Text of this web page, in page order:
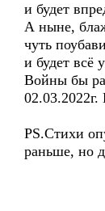
и будет
А ныне,
чуть
и будет всё
Войны бы
PS.Стихи
раньше, но